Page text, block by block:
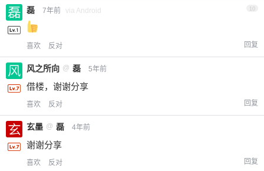
磊 7年前 via Android 10
喜欢 反对 回复
风之所向 @ 磊 5年前
借楼，谢谢分享
喜欢 反对 回复
玄墨 @ 磊 4年前
谢谢分享
喜欢 反对 回复